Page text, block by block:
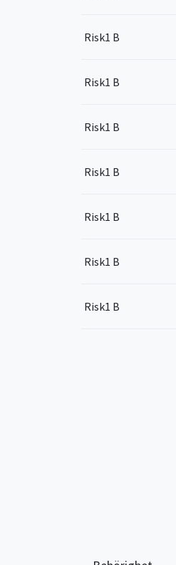
Risk1 B
Risk1 B
Risk1 B
Risk1 B
Risk1 B
Risk1 B
Risk1 B